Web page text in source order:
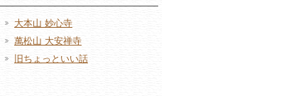
大本山 妙心寺
萬松山 大安禅寺
旧ちょっといい話